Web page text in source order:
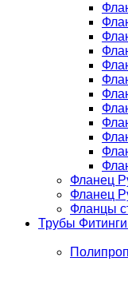
Фланец
Фланец
Фланцы
Трубы